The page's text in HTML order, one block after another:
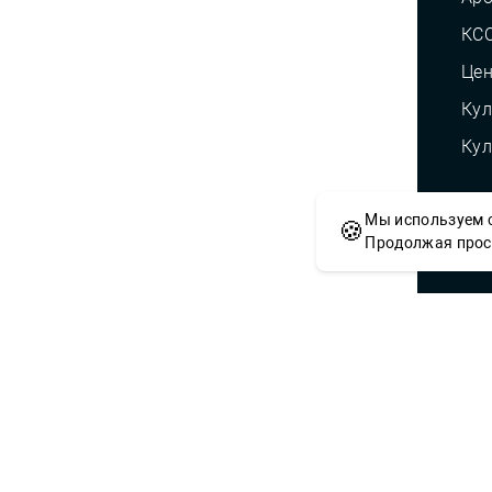
©
🍪 Мы используем
Продолжая